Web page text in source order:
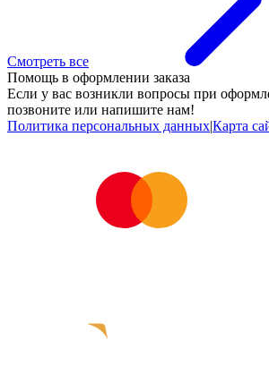
Смотреть все
Помощь в оформлении заказа
Если у вас возникли вопросы при
позвоните или напишите нам!
Политика персональных данных|Карта